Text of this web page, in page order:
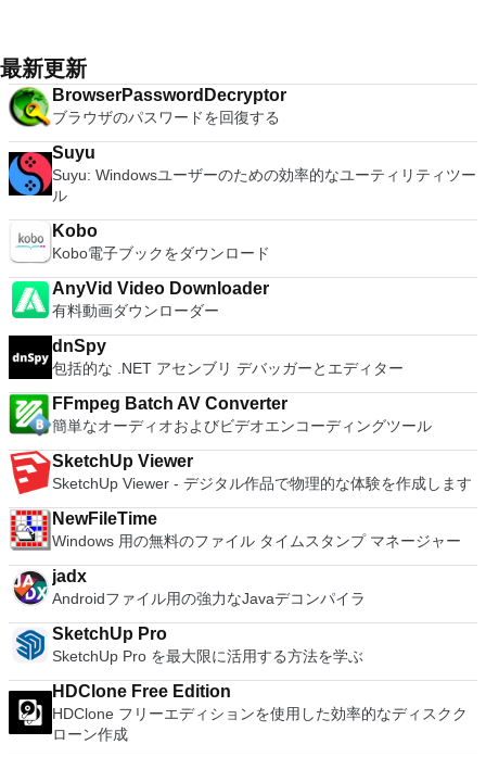
Svenska、Türkçe。
バイス間の接続をバックアップおよび同期します。 仮想キー
ボードの上のスクロールバーには、Command / Windowsなど
の高度なキーが含まれています。 Bluetoothキーボードのサポ
試用の3つのバージョンがあります。 制御する必要のあるマシ
ンごとに、RealVNCのWebサイトにアクセスして、各コンピ
ューターにVNC Connectをダウンロードするだけです。次
に、RealVNCアカウントの資格情報を使用して、ローカルマ
シンでVNC Viewerにサインインします。そこから、コンピュ
ーターを確認して接続できます。 VNC Connectを使用する
と、セッションはエンドツーエンドで暗号化されます。アプリ
はすぐに各コンピューターをパスワードで保護します。コンピ
ューターへのログインに使用するのと同じユーザー名とパスワ
ードを入力するだけです。 WIN 7,8,8.1,10をサポートしま
す。 VNC ViewerのMacバージョンをお探しですか？ここから
ダウンロード
Microsoft Save as PDFまたはXPSアドインは、2007 Microsoft
Office systemソフトウェアの補足条項であり、2007 Microsoft
Office systemソフトウェアのライセンス条項の対象となりま
す。 システム要件：サポートされているオペレーティングシ
ステム。 Windows Server 2003、Windows Vista、Windows
XP Service Pack 2。
音楽、ビデオ、写真、録画したテレビ番組をすべて保存して楽
しめます。 どこでも楽しめる - どこにいても音楽、ビデオ、
写真にアクセスできます。
最新更新
BrowserPasswordDecryptor
ブラウザのパスワードを回復する
Suyu
Suyu: Windowsユーザーのための効率的なユーティリティツー
ル
Kobo
Kobo電子ブックをダウンロード
AnyVid Video Downloader
有料動画ダウンローダー
dnSpy
包括的な .NET アセンブリ デバッガーとエディター
FFmpeg Batch AV Converter
簡単なオーディオおよびビデオエンコーディングツール
SketchUp Viewer
SketchUp Viewer - デジタル作品で物理的な体験を作成します
NewFileTime
Windows 用の無料のファイル タイムスタンプ マネージャー
jadx
Androidファイル用の強力なJavaデコンパイラ
SketchUp Pro
SketchUp Pro を最大限に活用する方法を学ぶ
HDClone Free Edition
HDClone フリーエディションを使用した効率的なディスクク
ローン作成